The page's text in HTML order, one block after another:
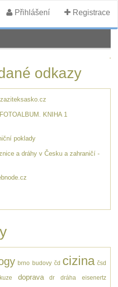
Přihlášení Registrace
odkazy
KNIHA 1
poklady
a dráhy v Česku a zahraničí -
brno budovy čd cizina čsd
doprava dr dráha eisenertz